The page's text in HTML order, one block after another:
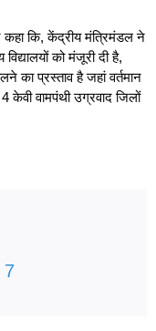
कि, केंद्रीय मंत्रिमंडल ने
को मंजूरी दी है,
का प्रस्ताव है जहां वर्तमान
केवी वामपंथी उग्रवाद जिलों
7